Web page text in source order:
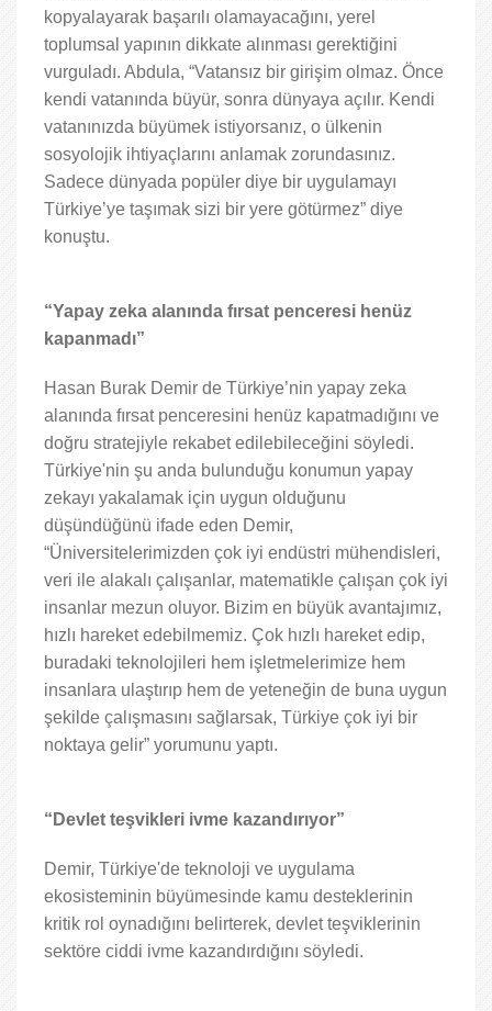
kopyalayarak başarılı olamayacağını, yerel
toplumsal yapının dikkate alınması gerektiğini
vurguladı. Abdula, “Vatansız bir girişim olmaz. Önce
kendi vatanında büyür, sonra dünyaya açılır. Kendi
vatanınızda büyümek istiyorsanız, o ülkenin
sosyolojik ihtiyaçlarını anlamak zorundasınız.
Sadece dünyada popüler diye bir uygulamayı
Türkiye’ye taşımak sizi bir yere götürmez” diye
konuştu.
“Yapay zeka alanında fırsat penceresi henüz
kapanmadı”
Hasan Burak Demir de Türkiye’nin yapay zeka
alanında fırsat penceresini henüz kapatmadığını ve
doğru stratejiyle rekabet edilebileceğini söyledi.
Türkiye'nin şu anda bulunduğu konumun yapay
zekayı yakalamak için uygun olduğunu
düşündüğünü ifade eden Demir,
“Üniversitelerimizden çok iyi endüstri mühendisleri,
veri ile alakalı çalışanlar, matematikle çalışan çok iyi
insanlar mezun oluyor. Bizim en büyük avantajımız,
hızlı hareket edebilmemiz. Çok hızlı hareket edip,
buradaki teknolojileri hem işletmelerimize hem
insanlara ulaştırıp hem de yeteneğin de buna uygun
şekilde çalışmasını sağlarsak, Türkiye çok iyi bir
noktaya gelir” yorumunu yaptı.
“Devlet teşvikleri ivme kazandırıyor”
Demir, Türkiye'de teknoloji ve uygulama
ekosisteminin büyümesinde kamu desteklerinin
kritik rol oynadığını belirterek, devlet teşviklerinin
sektöre ciddi ivme kazandırdığını söyledi.